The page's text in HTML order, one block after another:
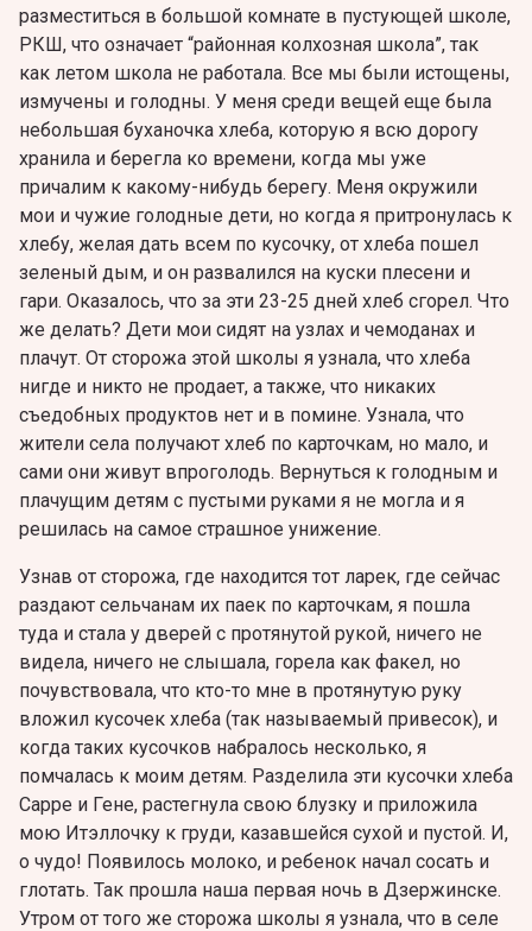
разместиться в большой комнате в пустующей школе,
РКШ, что означает “районная колхозная школа”, так
как летом школа не работала. Все мы были истощены,
измучены и голодны. У меня среди вещей еще была
небольшая буханочка хлеба, которую я всю дорогу
хранила и берегла ко времени, когда мы уже
причалим к какому-нибудь берегу. Меня окружили
мои и чужие голодные дети, но когда я притронулась к
хлебу, желая дать всем по кусочку, от хлеба пошел
зеленый дым, и он развалился на куски плесени и
гари. Оказалось, что за эти 23-25 дней хлеб сгорел. Что
же делать? Дети мои сидят на узлах и чемоданах и
плачут. От сторожа этой школы я узнала, что хлеба
нигде и никто не продает, а также, что никаких
съедобных продуктов нет и в помине. Узнала, что
жители села получают хлеб по карточкам, но мало, и
сами они живут впроголодь. Вернуться к голодным и
плачущим детям с пустыми руками я не могла и я
решилась на самое страшное унижение.
Узнав от сторожа, где находится тот ларек, где сейчас
раздают сельчанам их паек по карточкам, я пошла
туда и стала у дверей с протянутой рукой, ничего не
видела, ничего не слышала, горела как факел, но
почувствовала, что кто-то мне в протянутую руку
вложил кусочек хлеба (так называемый привесок), и
когда таких кусочков набралось несколько, я
помчалась к моим детям. Разделила эти кусочки хлеба
Сарре и Гене, растегнула свою блузку и приложила
мою Итэллочку к груди, казавшейся сухой и пустой. И,
о чудо! Появилось молоко, и ребенок начал сосать и
глотать. Так прошла наша первая ночь в Дзержинске.
Утром от того же сторожа школы я узнала, что в селе